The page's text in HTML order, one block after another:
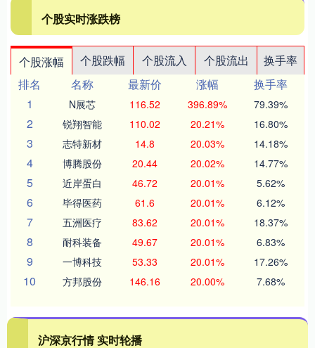
个股实时涨跌榜
个股涨幅 个股跌幅 个股流入 个股流出
换手率
排名
名称 最新价 涨幅
换手率
1
N展芯 116.52 396.89% 79.39%
2 锐翔智能 110.02 20.21% 16.80%
3 志特新材 14.8 20.03% 14.18%
4 博腾股份 20.44 20.02% 14.77%
5 近岸蛋白 46.72 20.01% 5.62%
6 毕得医药 61.6 20.01% 6.12%
7 五洲医疗 83.62 20.01% 18.37%
8 耐科装备 49.67 20.01% 6.83%
9 一博科技 53.33 20.01% 17.26%
10 方邦股份 146.16 20.00% 7.68%
沪深京行情 实时轮播